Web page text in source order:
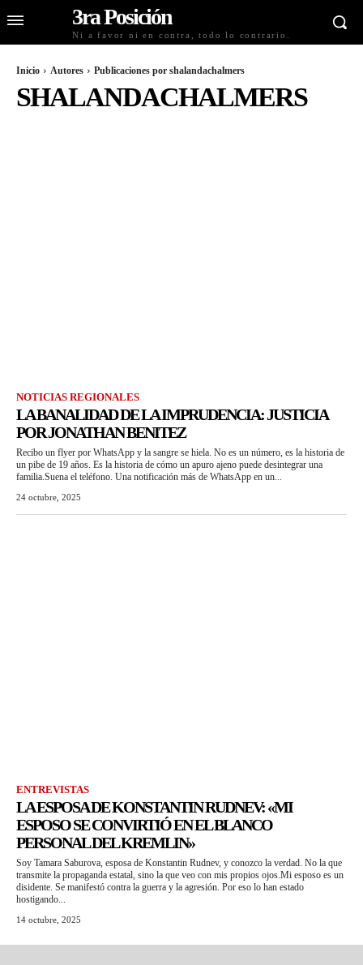
3ra Posición
Ni a favor ni en contra, todo lo contrario.
Inicio Autores Publicaciones por shalandachalmers
SHALANDACHALMERS
NOTICIAS REGIONALES
LA BANALIDAD DE LA IMPRUDENCIA: JUSTICIA
POR JONATHAN BENITEZ
Recibo un flyer por WhatsApp y la sangre se hiela. No es un número, es la historia de
un pibe de 19 años. Es la historia de cómo un apuro ajeno puede desintegrar una
familia.Suena el teléfono. Una notificación más de WhatsApp en un...
24 octubre, 2025
ENTREVISTAS
LA ESPOSA DE KONSTANTIN RUDNEV: «MI
ESPOSO SE CONVIRTIÓ EN EL BLANCO
PERSONAL DEL KREMLIN»
Soy Tamara Saburova, esposa de Konstantin Rudnev, y conozco la verdad. No la que
transmite la propaganda estatal, sino la que veo con mis propios ojos.Mi esposo es un
disidente. Se manifestó contra la guerra y la agresión. Por eso lo han estado
hostigando...
14 octubre, 2025